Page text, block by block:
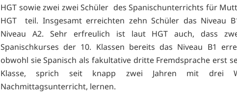
HGT sowie zwei zwei Schüler des Spanischunterrichts für
HGT teil. Insgesamt erreichten zehn Schüler das Niveau
Niveau A2. Sehr erfreulich ist laut HGT auch, dass
Spanischkurses der 10. Klassen bereits das Niveau B1
obwohl sie Spanisch als fakultative dritte Fremdsprache erst
Klasse, sprich seit knapp zwei Jahren mit drei
Nachmittagsunterricht, lernen.